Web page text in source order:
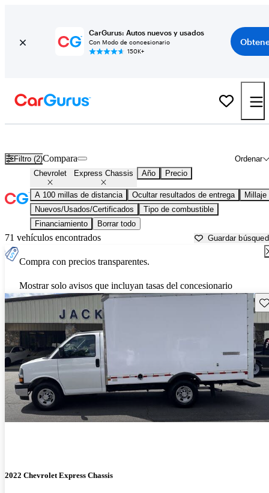
CarGurus: Autos nuevos y usados
Con Modo de concesionario
150K+
Filtro (2) Ordenar
Compara
Chevrolet Express Chassis Año Precio
A 100 millas de distancia Ocultar resultados de entrega
Millaje
Nuevos/Usados/Certificados
Tipo de combustible
Financiamiento
Borrar todo
71 vehículos encontrados Guardar
Compra con precios transparentes.
Mostrar solo avisos que incluyan tasas del concesionario
2022 Chevrolet Express Chassis